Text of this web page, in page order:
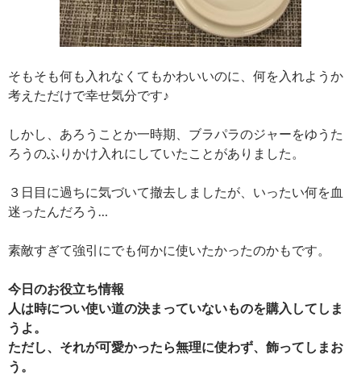
そもそも何も入れなくてもかわいいのに、何を入れようか
考えただけで幸せ気分です♪
しかし、あろうことか一時期、ブラパラのジャーをゆうた
ろうのふりかけ入れにしていたことがありました。
３日目に過ちに気づいて撤去しましたが、いったい何を血
迷ったんだろう…
素敵すぎて強引にでも何かに使いたかったのかもです。
今日のお役立ち情報
人は時につい使い道の決まっていないものを購入してしま
うよ。
ただし、それが可愛かったら無理に使わず、飾ってしまお
う。